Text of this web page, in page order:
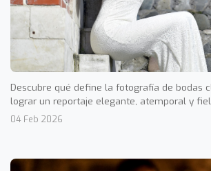
Descubre qué define la fotografía de bodas
lograr un reportaje elegante, atemporal y
04 Feb 2026